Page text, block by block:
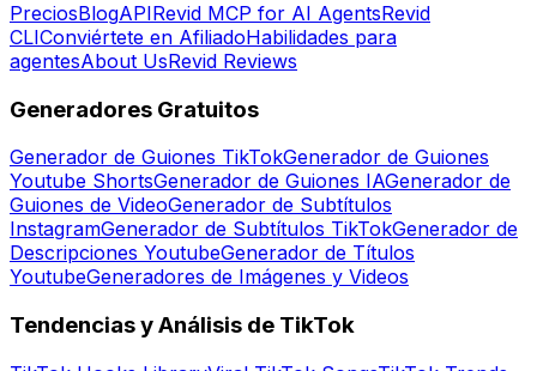
PreciosBlogAPIRevid MCP for AI AgentsRevid
CLIConviértete en AfiliadoHabilidades para
agentesAbout UsRevid Reviews
Generadores Gratuitos
Generador de Guiones TikTokGenerador de Guiones
Youtube ShortsGenerador de Guiones IAGenerador de
Guiones de VideoGenerador de Subtítulos
InstagramGenerador de Subtítulos TikTokGenerador de
Descripciones YoutubeGenerador de Títulos
YoutubeGeneradores de Imágenes y Videos
Tendencias y Análisis de TikTok